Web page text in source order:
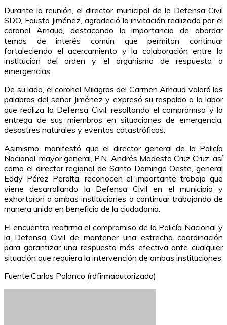
Durante la reunión, el director municipal de la Defensa Civil
SDO, Fausto Jiménez, agradeció la invitación realizada por el
coronel Arnaud, destacando la importancia de abordar
temas de interés común que permitan continuar
fortaleciendo el acercamiento y la colaboración entre la
institución del orden y el organismo de respuesta a
emergencias.
De su lado, el coronel Milagros del Carmen Arnaud valoró las
palabras del señor Jiménez y expresó su respaldo a la labor
que realiza la Defensa Civil, resaltando el compromiso y la
entrega de sus miembros en situaciones de emergencia,
desastres naturales y eventos catastróficos.
Asimismo, manifestó que el director general de la Policía
Nacional, mayor general, P.N. Andrés Modesto Cruz Cruz, así
como el director regional de Santo Domingo Oeste, general
Eddy Pérez Peralta, reconocen el importante trabajo que
viene desarrollando la Defensa Civil en el municipio y
exhortaron a ambas instituciones a continuar trabajando de
manera unida en beneficio de la ciudadanía.
El encuentro reafirma el compromiso de la Policía Nacional y
la Defensa Civil de mantener una estrecha coordinación
para garantizar una respuesta más efectiva ante cualquier
situación que requiera la intervención de ambas instituciones.
Fuente:Carlos Polanco (rdfirmaautorizada)